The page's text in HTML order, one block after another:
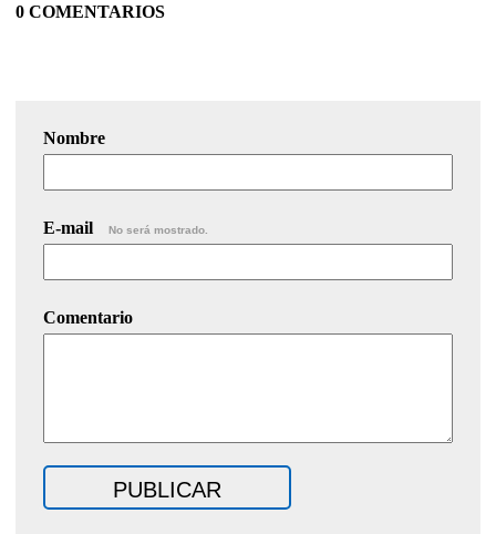
0 COMENTARIOS
Nombre
E-mail No será mostrado.
Comentario